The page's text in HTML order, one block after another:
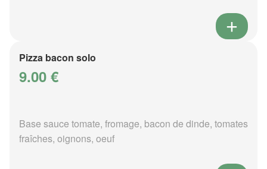
Pizza bacon solo
9.00 €
Base sauce tomate, fromage, bacon de dinde, tomates
fraîches, oignons, oeuf